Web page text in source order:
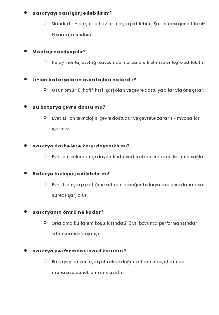
Bataryayı nasıl şarj edebilirim?
Standart Li-ion şarj cihazları ile şarj edilebilir. Şarj süresi genellikle 4-
6 saat arasındadır.
Montajı nasıl yapılır?
Kolay montaj özelliği sayesinde hızlıca bisikletinize entegre edilebilir.
Li-ion bataryaların avantajları nelerdir?
Uzun ömürlü, hafif, hızlı şarj olan ve çevre dostu yapılarıyla öne çıkar.
Bu batarya çevre dostu mu?
Evet, Li-ion teknolojisi çevre dostudur ve çevreye zararlı kimyasallar
içermez.
Batarya darbelere karşı dayanıklı mı?
Evet, darbelere karşı dayanıklıdır ve dış etkenlere karşı koruma sağlar.
Batarya hızlı şarj edilebilir mi?
Evet, hızlı şarj özelliğine sahiptir ve diğer bataryalara göre daha kısa
sürede şarj olur.
Bataryanın ömrü ne kadar?
Ortalama kullanım koşullarında 2-3 yıl boyunca performansından
ödün vermeden çalışır.
Batarya performansı nasıl korunur?
Bataryayı düzenli şarj etmek ve doğru kullanım koşullarında
muhafaza etmek, ömrünü uzatır.